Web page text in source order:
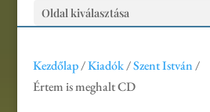
Oldal kiválasztása
Kezdőlap/Kiadók/Szent István/
Értem is meghalt CD